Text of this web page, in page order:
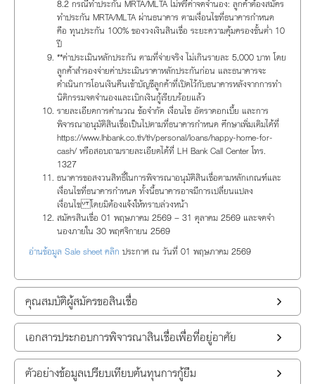
8.2 กรณีทำประกัน MRTA/MLTA ไม่ฟรีค่าจดจำนอง: ลูกค้าต้องสมัคร
ทำประกัน MRTA/MLTA ผ่านธนาคาร ตามเงื่อนไขที่ธนาคารกำหนด
คือ ทุนประกัน 100% ของวงเงินสินเชื่อ ระยะความคุ้มครองขั้นต่ำ 10
ปี
**ค่าประเมินหลักประกัน ตามที่จ่ายจริง ไม่เกินรายละ 5,000 บาท โดย
ลูกค้าสำรองจ่ายค่าประเมินราคาหลักประกันก่อน และธนาคารจะ
ดำเนินการโอนเงินคืนเข้าบัญชีลูกค้าที่เปิดไว้กับธนาคารหลังจากการทำ
นิติกรรมจดจำนองและเบิกเงินกู้เรียบร้อยแล้ว
รายละเอียดการคำนวณ ข้อจำกัด เงื่อนไข อัตราดอกเบี้ย และการ
พิจารณาอนุมัติสินเชื่อเป็นไปตามที่ธนาคารกำหนด ศึกษาเพิ่มเติมได้ที่
https://www.lhbank.co.th/th/personal/loans/happy-home-for-
cash/ หรือสอบถามรายละเอียดได้ที่ LH Bank Call Center โทร.
1327
ธนาคารขอสงวนสิทธิ์ในการพิจารณาอนุมัติสินเชื่อตามหลักเกณฑ์และ
เงื่อนไขที่ธนาคารกำหนด ทั้งนี้ธนาคารอาจมีการเปลี่ยนแปลง
เงื่อนไข โดยมิต้องแจ้งให้ทราบล่วงหน้า
สมัครสินเชื่อ 01 พฤษภาคม 2569 – 31 ตุลาคม 2569 และจดจำ
นองภายใน 30 พฤศจิกายน 2569
อ่านข้อมูล Sale sheet คลิก ประกาศ ณ วันที่ 01 พฤษภาคม 2569
คุณสมบัติผู้สมัครขอสินเชื่อ
เอกสารประกอบการพิจารณาสินเชื่อเพื่อที่อยู่อาศัย
ตัวอย่างข้อมูลเปรียบเทียบต้นทุนการกู้ยืม